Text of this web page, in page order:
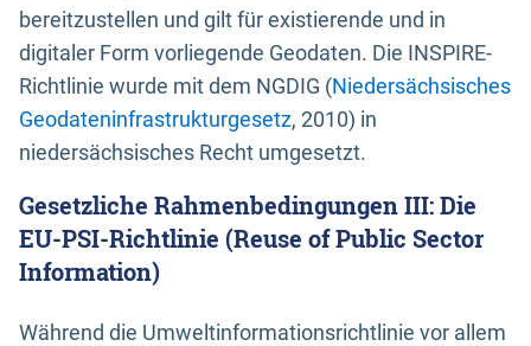
bereitzustellen und gilt für existierende und in
digitaler Form vorliegende Geodaten. Die INSPIRE-
Richtlinie wurde mit dem NGDIG (Niedersächsisches
Geodateninfrastrukturgesetz, 2010) in
niedersächsisches Recht umgesetzt.
Gesetzliche Rahmenbedingungen III: Die
EU-PSI-Richtlinie (Reuse of Public Sector
Information)
Während die Umweltinformationsrichtlinie vor allem